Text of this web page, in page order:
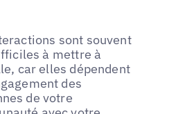
sont souvent
à mettre à
car elles dépendent
des
de votre